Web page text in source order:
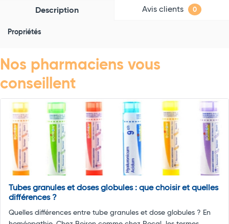
Description Avis clients 0
Propriétés
Nos pharmaciens vous
conseillent
Tubes granules et doses globules : que choisir et quelles
différences ?
Quelles différences entre tube granules et dose globules ? En